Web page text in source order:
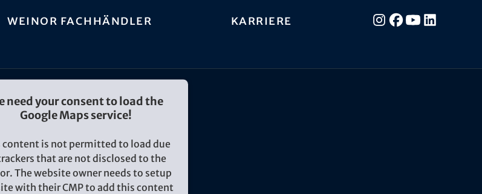
weinor Fachhändler Karriere
need your consent to load the
Google Maps service!
content is not permitted to load due
that are not disclosed to the
The website owner needs to setup
with their CMP to add this content